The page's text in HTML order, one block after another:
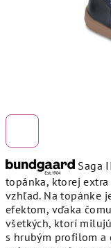
Saga
topánka, ktorej
vzhľad. Na topánke
efektom, vďaka
všetkých, ktorí
s hrubým profilom a